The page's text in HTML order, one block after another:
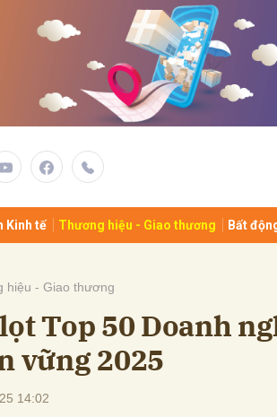
Kinh tế Thương hiệu - Giao thương Bất
hiệu - Giao thương
Top 50 Doanh
vững 2025
14:02
Gửi bình luận